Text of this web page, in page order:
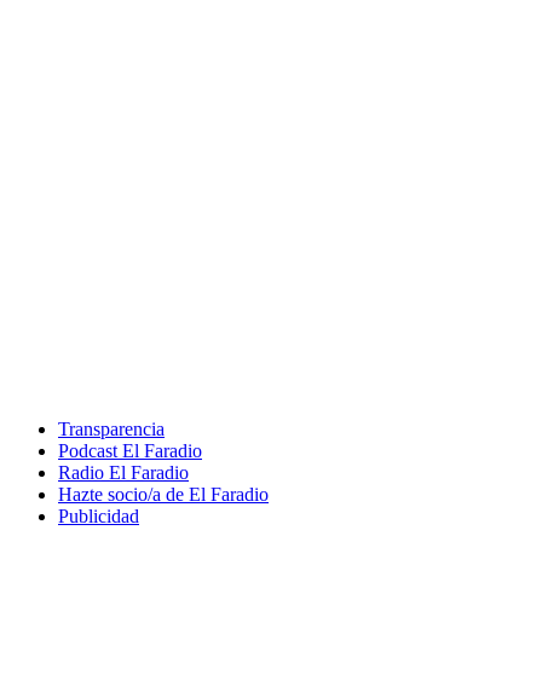
Transparencia
Podcast El Faradio
Radio El Faradio
Hazte socio/a de El Faradio
Publicidad